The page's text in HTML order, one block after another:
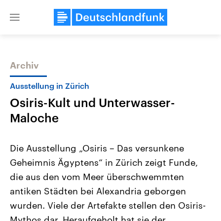
Close
Themen
Landtagswahl Sachsen-Anhalt
2026
Alle Informationen
Sachsen-Anhalt wählt am 6.
September 2026 einen neuen
Landtag. Seit 2021 wird das
Bundesland von einer Koalition aus
USA
Aktuelle Beiträge,
Hintergründe
Wirtschaftlich und
gehören die Vereinigten
den mächtigsten Ländern
mit großem Einfluss auf
Archiv
Ausstellung in Zürich
Osiris-Kult und Unterwasser-
Maloche
Die Ausstellung „Osiris – Das versunkene
Geheimnis Ägyptens“ in Zürich zeigt Funde,
die aus den vom Meer überschwemmten
antiken Städten bei Alexandria geborgen
wurden. Viele der Artefakte stellen den Osiris-